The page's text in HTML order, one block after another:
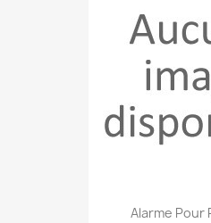
Alarme Pour